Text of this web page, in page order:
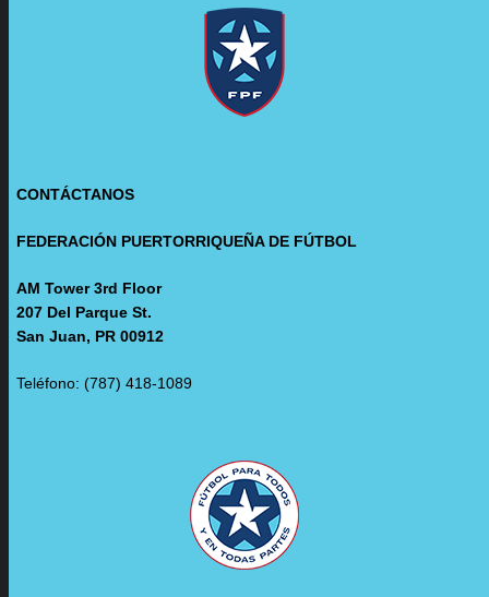
CONTÁCTANOS
FEDERACIÓN PUERTORRIQUEÑA DE FÚTBOL
AM Tower 3rd Floor
207 Del Parque St.
San Juan, PR 00912
Teléfono: (787) 418-1089